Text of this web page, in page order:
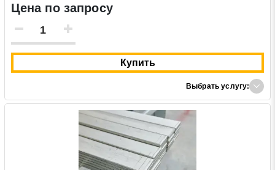
Цена по запросу
Купить
Выбрать услугу: